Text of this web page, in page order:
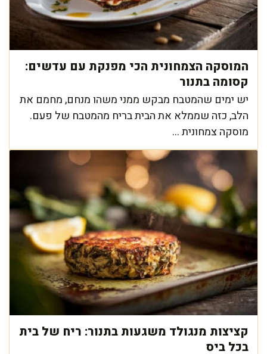
המוסקה הצמחונית הכי מפנקת עם עדשים:
קסומה בתנור
יש ימים שהמטבח מבקש ממני משהו מנחם, מחמם את
הלב, כזה שממלא את הבית בריח מהמטבח של פעם.
מוסקה צמחונית ...
קציצות מנגולד משגעות בתנור: ריח של בית
בכל ביס